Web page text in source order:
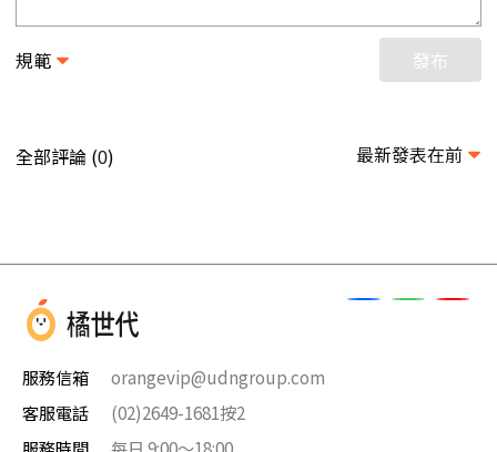
規範 發布
全部評論 (0) 最新發表在前
服務信箱
orangevip@udngroup.com
客服電話
(02)2649-1681按2
服務時間
每日 9:00～18:00